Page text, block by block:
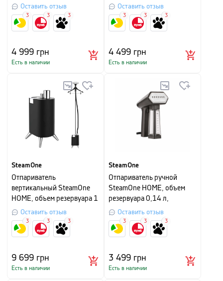
Оставить отзыв
4 999 грн
Есть в наличии
3 3 3
катышков SteamOne RP10B
Оставить отзыв
4 499 грн
Есть в наличии
3 3 3
SteamOne
Отпариватель
вертикальный SteamOne
HOME, объем резервуара 1
л, черный,
Оставить отзыв
9 699 грн
Есть в наличии
3 3 3
SteamOne
Отпариватель ручной
SteamOne HOME, объем
резервуара 0,14 л,
антрацит
Оставить отзыв
3 499 грн
Есть в наличии
3 3 3